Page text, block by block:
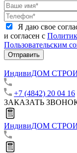
Я даю свое
и согласен с
Пользовательским
Отправить
ИндивиДОМ
+7 (4842) 20 04 16
ЗАКАЗАТЬ
ИндивиДОМ